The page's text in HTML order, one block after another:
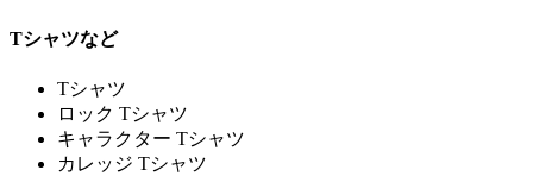
Tシャツなど
Tシャツ
ロック Tシャツ
キャラクター Tシャツ
カレッジ Tシャツ